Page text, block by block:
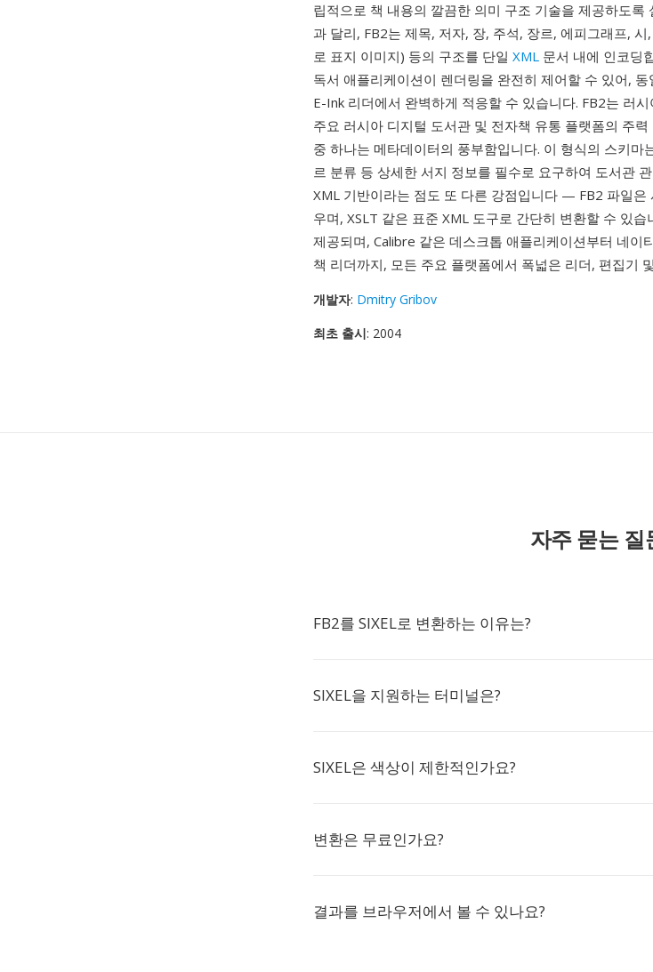
립적으로 책 내용의 깔끔한 의미 구조 기술을 제공하도록
과 달리, FB2는 제목, 저자, 장, 주석, 장르, 에피그래프,
로 표지 이미지) 등의 구조를 단일 XML 문서 내에 인코딩
독서 애플리케이션이 렌더링을 완전히 제어할 수 있어,
E-Ink 리더에서 완벽하게 적응할 수 있습니다. FB2는 러
주요 러시아 디지털 도서관 및 전자책 유통 플랫폼의 주
중 하나는 메타데이터의 풍부함입니다. 이 형식의 스키마
르 분류 등 상세한 서지 정보를 필수로 요구하여 도서관
XML 기반이라는 점도 또 다른 강점입니다 — FB2 파일은
우며, XSLT 같은 표준 XML 도구로 간단히 변환할 수 있습
제공되며, Calibre 같은 데스크톱 애플리케이션부터 네이
책 리더까지, 모든 주요 플랫폼에서 폭넓은 리더, 편집기
개발자: Dmitry Gribov
최초 출시: 2004
자주 묻는 질
FB2를 SIXEL로 변환하는 이유는?
SIXEL을 지원하는 터미널은?
SIXEL은 색상이 제한적인가요?
변환은 무료인가요?
결과를 브라우저에서 볼 수 있나요?